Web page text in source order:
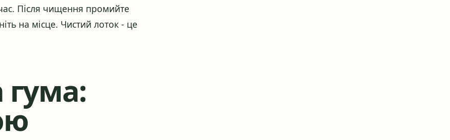
Після чищення промийте
на місце. Чистий лоток - це